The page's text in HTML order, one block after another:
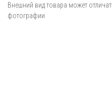
Внешний вид товара может
фотографии